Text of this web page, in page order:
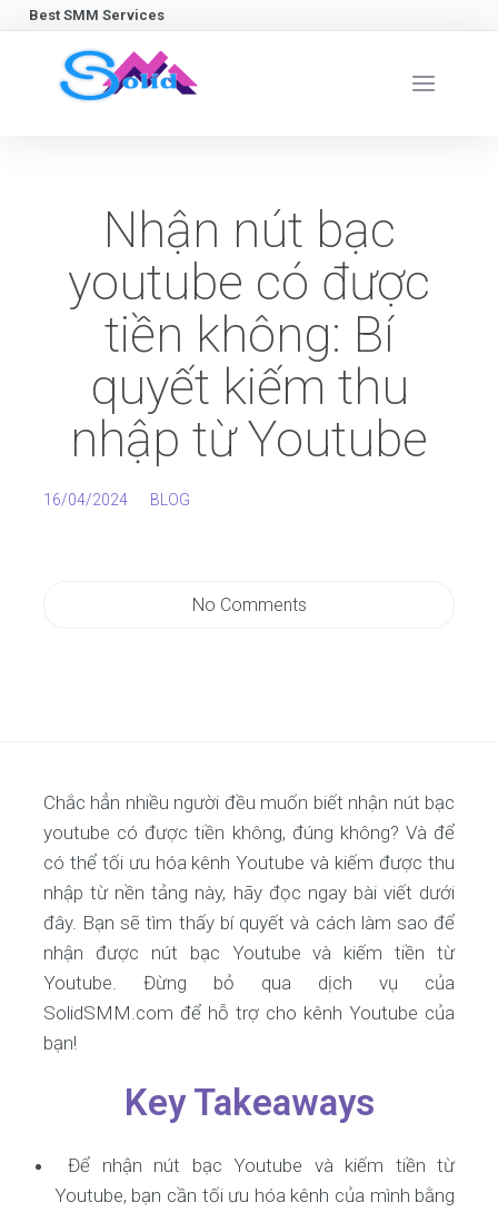
Best SMM Services
Nhận nút bạc
youtube có được
tiền không: Bí
quyết kiếm thu
nhập từ Youtube
16/04/2024 BLOG
No Comments
Chắc hẳn nhiều người đều muốn biết nhận nút bạc
youtube có được tiền không, đúng không? Và để
có thể tối ưu hóa kênh Youtube và kiếm được thu
nhập từ nền tảng này, hãy đọc ngay bài viết dưới
đây. Bạn sẽ tìm thấy bí quyết và cách làm sao để
nhận được nút bạc Youtube và kiếm tiền từ
Youtube. Đừng bỏ qua dịch vụ của
SolidSMM.com để hỗ trợ cho kênh Youtube của
bạn!
Key Takeaways
Để nhận nút bạc Youtube và kiếm tiền từ
Youtube, bạn cần tối ưu hóa kênh của mình bằng